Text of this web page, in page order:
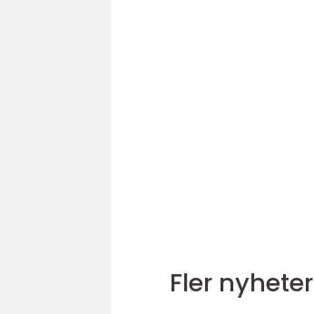
Fler nyheter